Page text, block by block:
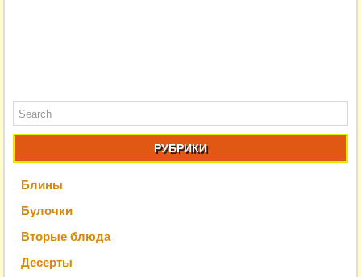
РУБРИКИ
Блины
Булочки
Вторые блюда
Десерты